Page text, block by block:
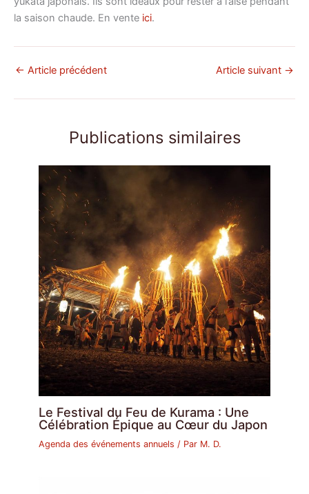
la saison chaude. En vente ici.
← Article précédent Article suivant →
Publications similaires
Le Festival du Feu de Kurama : Une
Célébration Épique au Cœur du Japon
Agenda des événements annuels / Par M. D.